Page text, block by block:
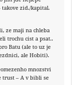
takove zid./kapital.
ze maji na chleba
trochu cist a psat..
Batu (ale to uz je
ale Hobiti).
mnozstvi
trust – A v bibli se